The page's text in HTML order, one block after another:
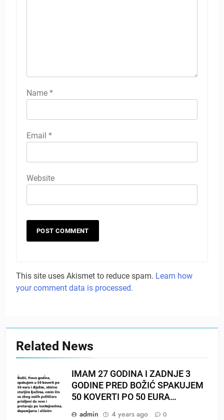
Name *
Email *
Website
This site uses Akismet to reduce spam. Learn how
your comment data is processed.
Related News
IMAM 27 GODINA I ZADNJE 3
GODINE PRED BOŽIĆ SPAKUJEM
50 KOVERTI PO 50 EURA…
admin
4 years ago 0